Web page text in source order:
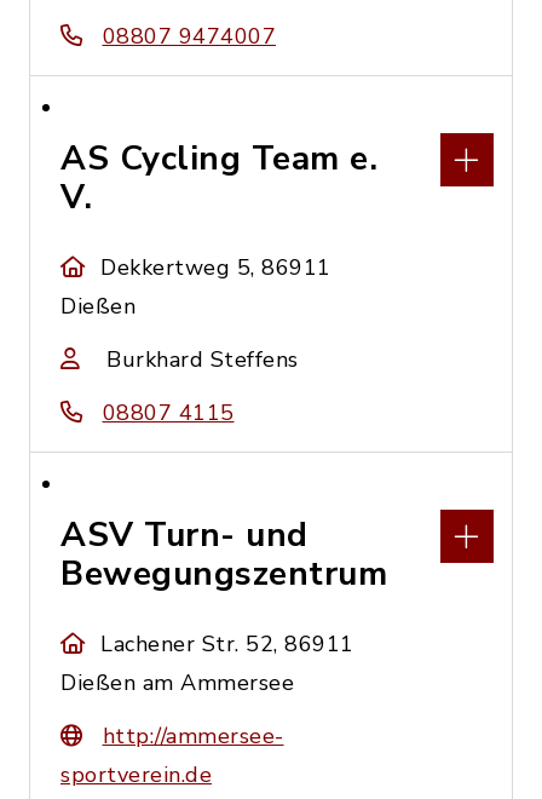
08807 9474007
AS Cycling Team e.
V.
Dekkertweg 5, 86911
Dießen
Burkhard Steffens
08807 4115
ASV Turn- und
Bewegungszentrum
Lachener Str. 52, 86911
Dießen am Ammersee
http://ammersee-
sportverein.de